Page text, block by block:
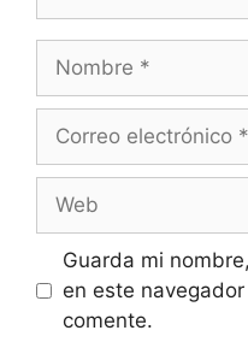
Nombre
Correo
Web
Guarda mi
en este
comente.